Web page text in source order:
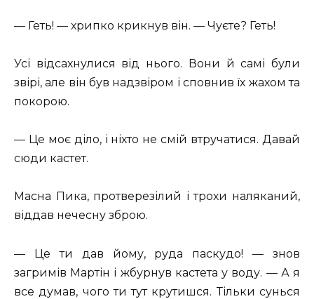
— Геть! — хрипко крикнув він. — Чуєте? Геть!
Усі відсахнулися від нього. Вони й самі були
звірі, але він був надзвіром і сповнив їх жахом та
покорою.
— Це моє діло, і ніхто не смій втручатися. Давай
сюди кастет.
Масна Пика, протверезілий і трохи наляканий,
віддав нечесну зброю.
— Це ти дав йому, руда паскудо! — знов
загримів Мартін і жбурнув кастета у воду. — А я
все думав, чого ти тут крутишся. Тільки сунься